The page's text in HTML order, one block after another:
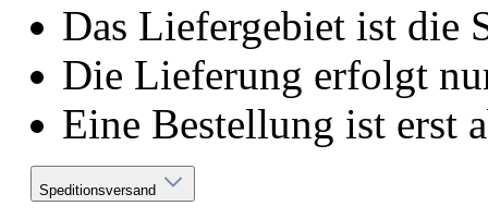
Das Liefergebiet ist die
Die Lieferung erfolgt
Eine Bestellung ist erst
Speditionsversand